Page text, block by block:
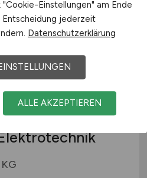
(m/w/d)
Einstellungen" am Ende
Entscheidung jederzeit
Datenschutzerklärung
ALLE AKZEPTIEREN